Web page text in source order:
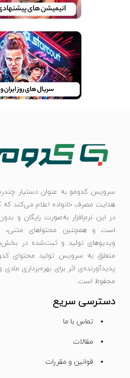
سرویس کدومو به عنوان دستیار
هدایت مصرف خانواده اعلام می‌کند که
در این نرم‌افزار به‌صورت رایگان و
است و همچنین محتواهای متنی،
ویدیوهای تولید و ثبت‌شده در
متعلق به سرویس تولید محتوای
پدیدآورنده‌ی اثر برای بهره‌برداری
محفوظ است.
دسترسی سریع
تماس با ما
مقالات
قوانین و مقررات